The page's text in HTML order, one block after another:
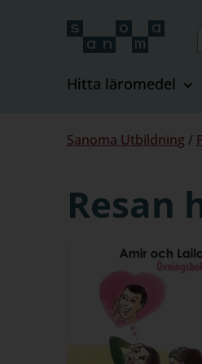
Hitta läromedel
Du
Sanoma Utbildning /
Resan